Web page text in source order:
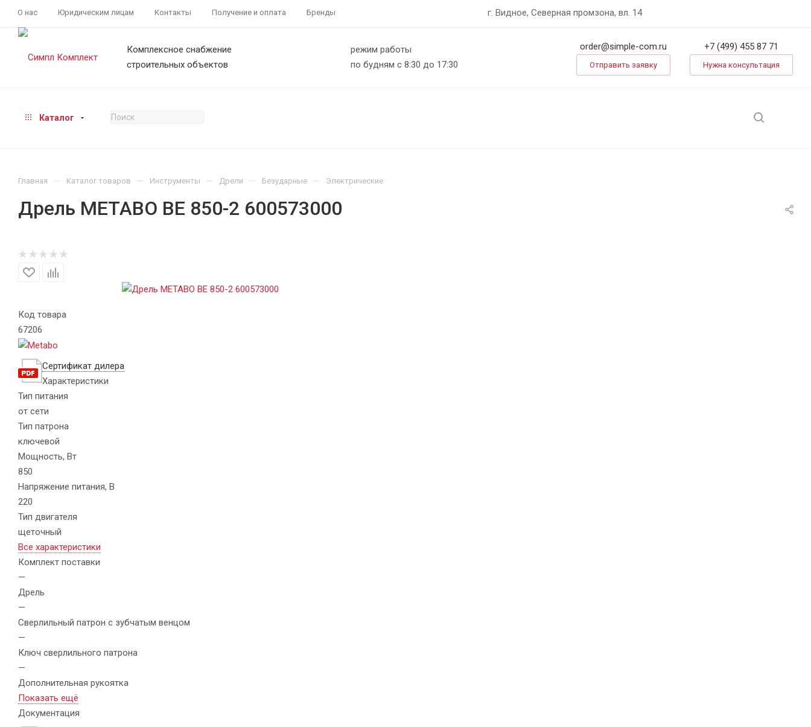
О нас Юридическим лицам Контакты Получение и оплата Бренды г. Видное, Северная промзона, вл. 14
Комплексное снабжение
строительных объектов
режим работы
по будням с 8:30 до 17:30
order@simple-com.ru
Отправить заявку
+7 (499) 455 87 71
Нужна консультация
Каталог
Главная — Каталог товаров — Инструменты — Дрели — Безударные — Электрические
Дрель METABO BE 850-2 600573000
Код товара
67206
Сертификат дилера
Характеристики
Тип питания
от сети
Тип патрона
ключевой
Мощность, Вт
850
Напряжение питания, В
220
Тип двигателя
щеточный
Все характеристики
Комплект поставки
—
Дрель
—
Сверлильный патрон с зубчатым венцом
—
Ключ сверлильного патрона
—
Дополнительная рукоятка
Показать ещё
Документация